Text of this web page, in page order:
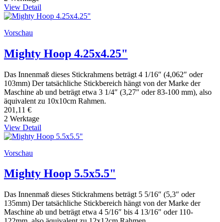
View Detail
Vorschau
Mighty Hoop 4.25x4.25"
Das Innenmaß dieses Stickrahmens beträgt 4 1/16″ (4,062″ oder
103mm) Der tatsächliche Stickbereich hängt von der Marke der
Maschine ab und beträgt etwa 3 1/4″ (3,27″ oder 83-100 mm), also
äquivalent zu 10x10cm Rahmen.
201,11 €
2 Werktage
View Detail
Vorschau
Mighty Hoop 5.5x5.5"
Das Innenmaß dieses Stickrahmens beträgt 5 5/16″ (5,3″ oder
135mm) Der tatsächliche Stickbereich hängt von der Marke der
Maschine ab und beträgt etwa 4 5/16″ bis 4 13/16" oder 110-